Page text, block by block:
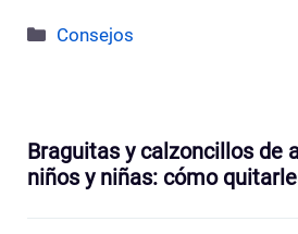
Categorías
Consejos
Braguitas y calzoncillos de
niños y niñas: cómo